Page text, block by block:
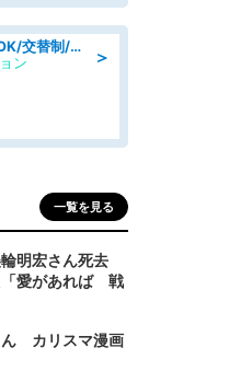
＞
組立・組付け/高収入/日払いOK/交替制/20・30・40代活躍中/製造 工場
ン
一覧を見る
明宏さん死去
「愛があれば 戦
ん カリスマ漫画